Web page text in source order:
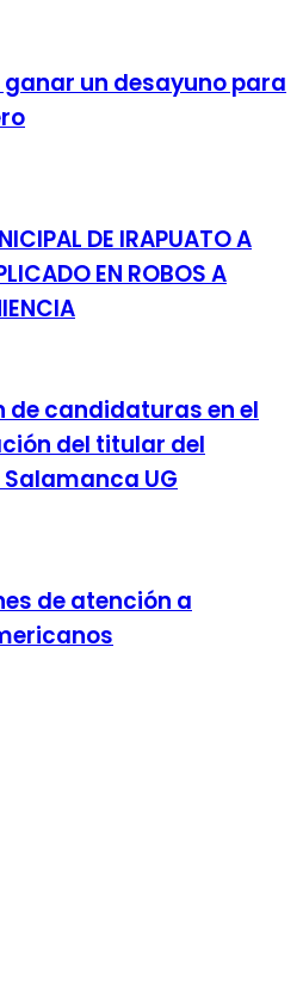
ganar un desayuno para
DE IRAPUATO A
EN ROBOS A
candidaturas en el
del titular del
UG
de atención a